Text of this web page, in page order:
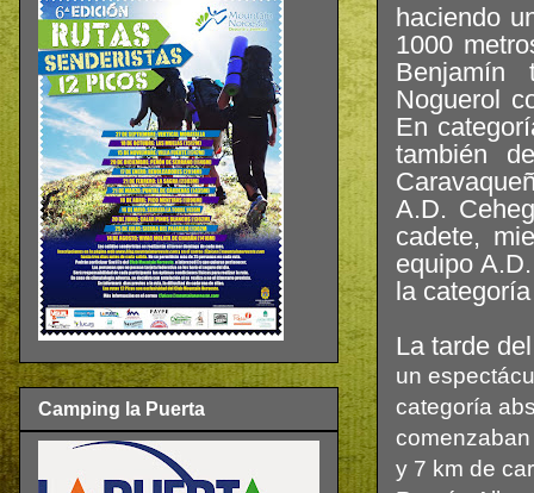
haciendo
1000
Benjamín
Noguerol
En
también
A.D.
cadete,
equipo
la
La tarde
un
categoría
y 7 km de
Camping la Puerta